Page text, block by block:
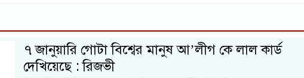
৭ জানুয়ারি গোটা বিশ্বের মানুষ আ’লীগ কে লাল কার্ড
দেখিয়েছে : রিজভী